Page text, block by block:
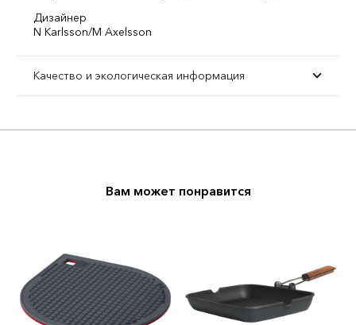
Дизайнер
N Karlsson/M Axelsson
Качество и экологическая информация
Вам может понравится